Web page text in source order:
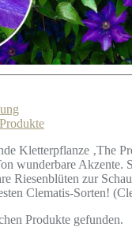
Kletterpflanze ‚The
wunderbare Akzente.
Riesenblüten zur
Clematis-Sorten!
Produkte gefunden.